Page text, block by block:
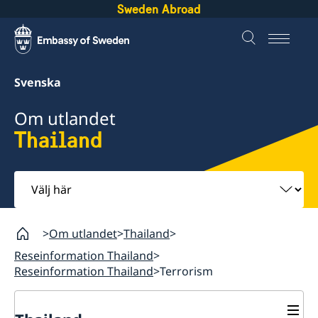
Sweden Abroad
Svenska
Om utlandet
Thailand
Välj
här
Om utlandet Thailand
Reseinformation Thailand
Reseinformation Thailand Terrorism